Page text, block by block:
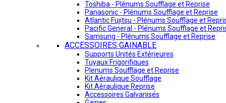
Toshiba - Plénums Soufflage et Reprise
Panasonic - Plénums Soufflage et Reprise
Atlantic Fujitsu - Plénums Soufflage et
Pacific General - Plénums Soufflage et
Samsung - Plénums Soufflage et Reprise
ACCESSOIRES GAINABLE
Supports Unités Extérieures
Tuyaux Frigorifiques
Plenums Soufflage et Reprise
Kit Aéraulique Soufflage
Kit Aéraulique Reprise
Accessoires Galvanisés